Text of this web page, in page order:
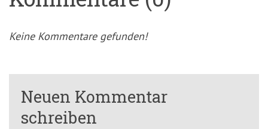
Keine Kommentare gefunden!
Neuen Kommentar
schreiben